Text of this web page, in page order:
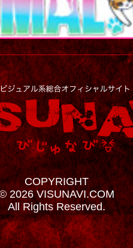
COPYRIGHT
2026 VISUNAVI.COM
All Rights Reserved.